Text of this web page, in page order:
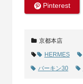
Pinterest
京都本店
HERMES
バーキン30